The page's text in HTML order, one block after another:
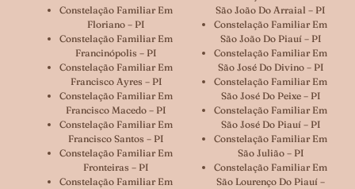
Constelação Familiar Em
Floriano – PI
Constelação Familiar Em
Francinópolis – PI
Constelação Familiar Em
Francisco Ayres – PI
Constelação Familiar Em
Francisco Macedo – PI
Constelação Familiar Em
Francisco Santos – PI
Constelação Familiar Em
Fronteiras – PI
Constelação Familiar Em
São João Do Arraial – PI
Constelação Familiar Em
São João Do Piauí – PI
Constelação Familiar Em
São José Do Divino – PI
Constelação Familiar Em
São José Do Peixe – PI
Constelação Familiar Em
São José Do Piauí – PI
Constelação Familiar Em
São Julião – PI
Constelação Familiar Em
São Lourenço Do Piauí –